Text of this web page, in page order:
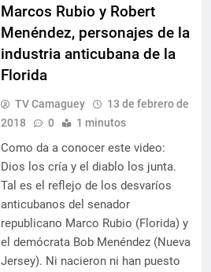
Marcos Rubio y Robert
Menéndez, personajes de la
industria anticubana de la
Florida
TV Camaguey
13 de febrero de
2018
0 1 minutos
Como da a conocer este video:
Dios los cría y el diablo los junta.
Tal es el reflejo de los desvaríos
anticubanos del senador
republicano Marco Rubio (Florida) y
el demócrata Bob Menéndez (Nueva
Jersey). Ni nacieron ni han puesto